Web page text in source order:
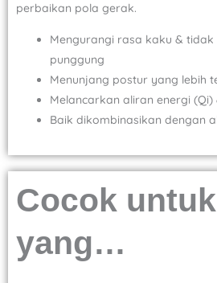
perbaikan pola gerak.
Mengurangi rasa kaku &
punggung
Menunjang postur yang lebih
Melancarkan aliran energi
Baik dikombinasikan dengan
Cocok
yang…